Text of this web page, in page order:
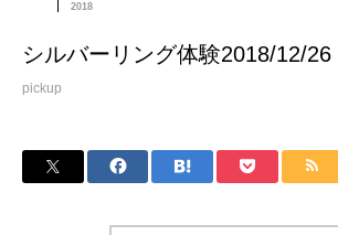
2018
シルバーリング体験2018/12/26
pickup